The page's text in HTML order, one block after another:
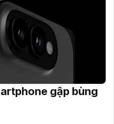
gập bùng